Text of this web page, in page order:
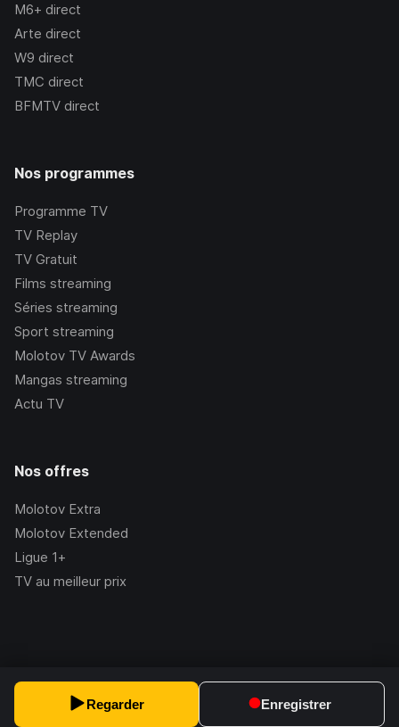
Regarder Enregistrer
M6+ direct
Arte direct
W9 direct
TMC direct
BFMTV direct
Nos programmes
Programme TV
TV Replay
TV Gratuit
Films streaming
Séries streaming
Sport streaming
Molotov TV Awards
Mangas streaming
Actu TV
Nos offres
Molotov Extra
Molotov Extended
Ligue 1+
TV au meilleur prix
2.228.1